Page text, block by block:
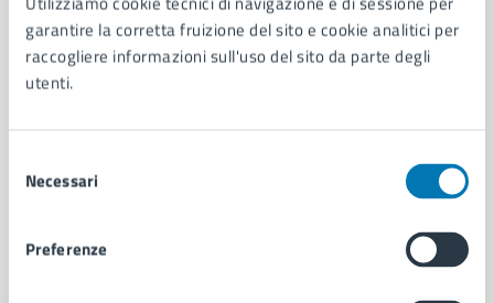
garantire la corretta fruizione del sito e cookie analitici per
raccogliere informazioni sull'uso del sito da parte degli
utenti.
delNecessari
Preferenze
Aree amministrative
Organi di governo
Municipalità
Uffici
Personale amministrativo
Documenti e dati